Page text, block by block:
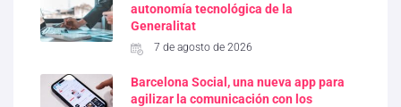
autonomía tecnológica de la
Generalitat
7 de agosto de 2026
Barcelona Social, una nueva app para
agilizar la comunicación con los